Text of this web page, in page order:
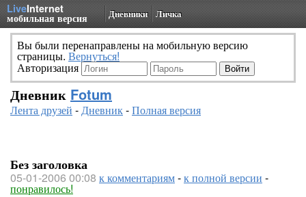
LiveInternet
мобильная версия Дневники Личка
Вы были перенаправлены на мобильную версию
страницы. Вернуться!
Авторизация
Дневник Fotum
Лента друзей -Дневник-Полная версия
Без заголовка
05-01-2006 00:08 к комментариям-к полной версии -
понравилось!